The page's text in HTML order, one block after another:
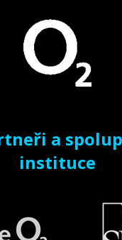
a
instituce